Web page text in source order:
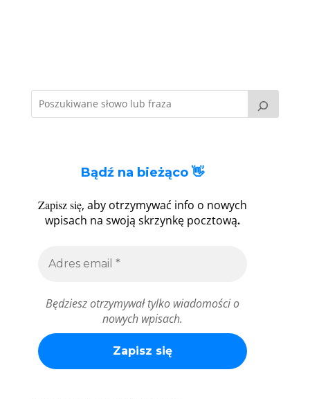
Bądź na bieżąco 👋
Zapisz się, aby otrzymywać info o nowych
wpisach na swoją skrzynkę pocztową.
Będziesz otrzymywał tylko wiadomości o
nowych wpisach.